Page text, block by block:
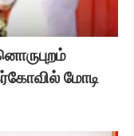
மோடி